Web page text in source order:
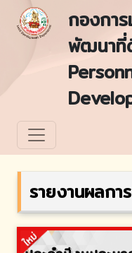
กองกา
พัฒนาที่
รายงานผลกา